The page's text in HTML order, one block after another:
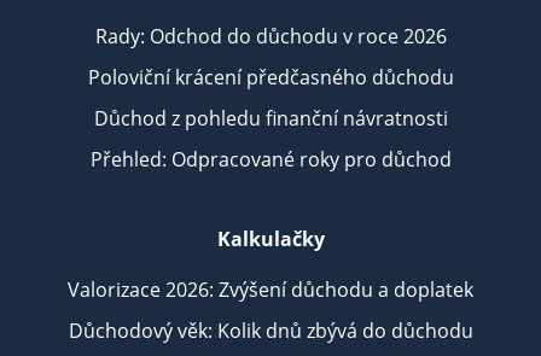
Rady: Odchod do důchodu v roce 2026
Poloviční krácení předčasného důchodu
Důchod z pohledu finanční návratnosti
Přehled: Odpracované roky pro důchod
Kalkulačky
Valorizace 2026: Zvýšení důchodu a doplatek
Důchodový věk: Kolik dnů zbývá do důchodu